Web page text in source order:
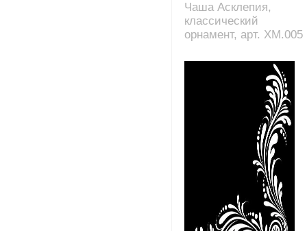
Чаша Асклепия,
классический
орнамент, арт. XM.005